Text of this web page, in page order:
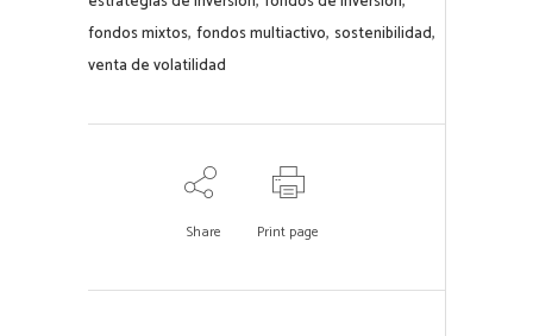
fondos mixtos, fondos multiactivo, sostenibilidad,
venta de volatilidad
Share Print page